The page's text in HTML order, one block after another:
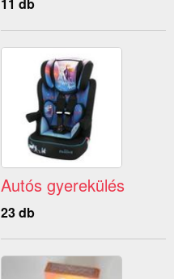
11 db
Autós gyerekülés
23 db